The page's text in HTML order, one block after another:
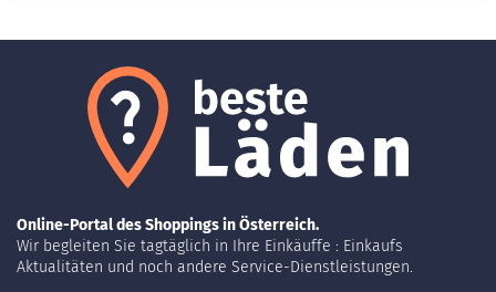
Online-Portal des Shoppings in Österreich.
Wir begleiten Sie tagtäglich in Ihre Einkäuffe : Einkaufs
Aktualitäten und noch andere Service-Dienstleistungen.